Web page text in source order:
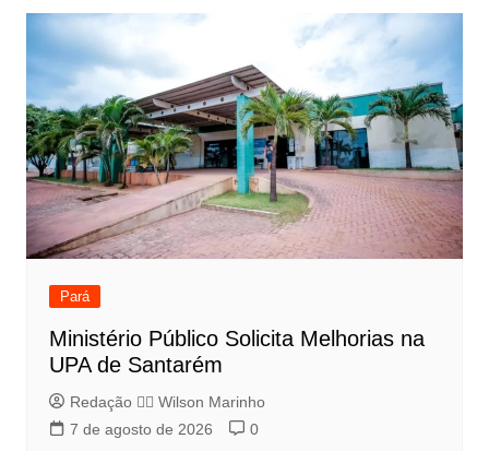
Pará
Ministério Público Solicita Melhorias na
UPA de Santarém
Redação 👨‍⚖️​ Wilson Marinho
7 de agosto de 2026
0